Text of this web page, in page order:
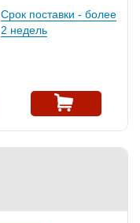
Срок поставки - более
2 недель